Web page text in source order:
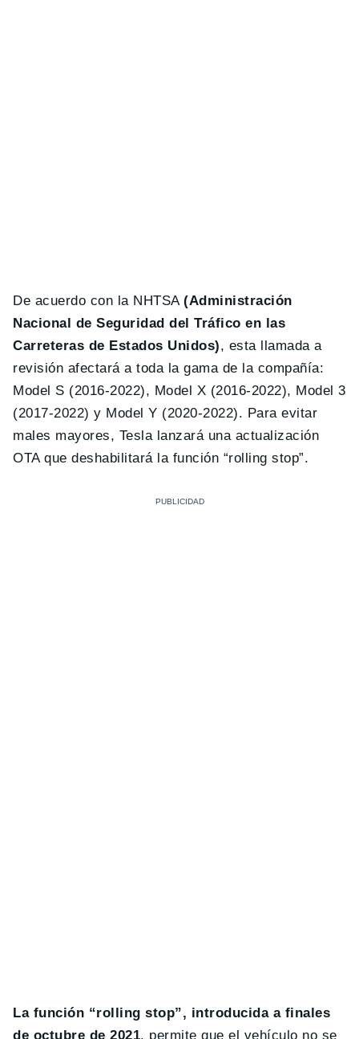
De acuerdo con la NHTSA(Administración
Nacional de Seguridad del Tráfico en las
Carreteras de Estados Unidos), esta llamada a
revisión afectará a toda la gama de la compañía:
Model S (2016-2022), Model X (2016-2022), Model 3
(2017-2022) y Model Y (2020-2022). Para evitar
males mayores, Tesla lanzará una actualización
OTA que deshabilitará la función “rolling stop”.
La función “rolling stop”, introducida a finales
de octubre de 2021, permite que el vehículo no se